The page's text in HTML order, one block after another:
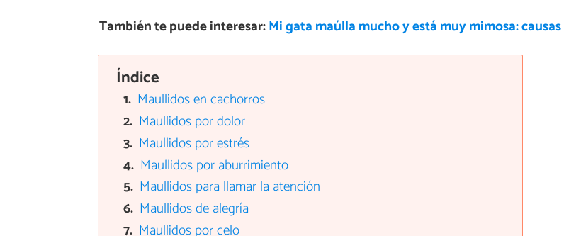
También te puede interesar:Mi gata maúlla mucho y está muy mimosa: causas
Índice
Maullidos en cachorros
Maullidos por dolor
Maullidos por estrés
Maullidos por aburrimiento
Maullidos para llamar la atención
Maullidos de alegría
Maullidos por celo